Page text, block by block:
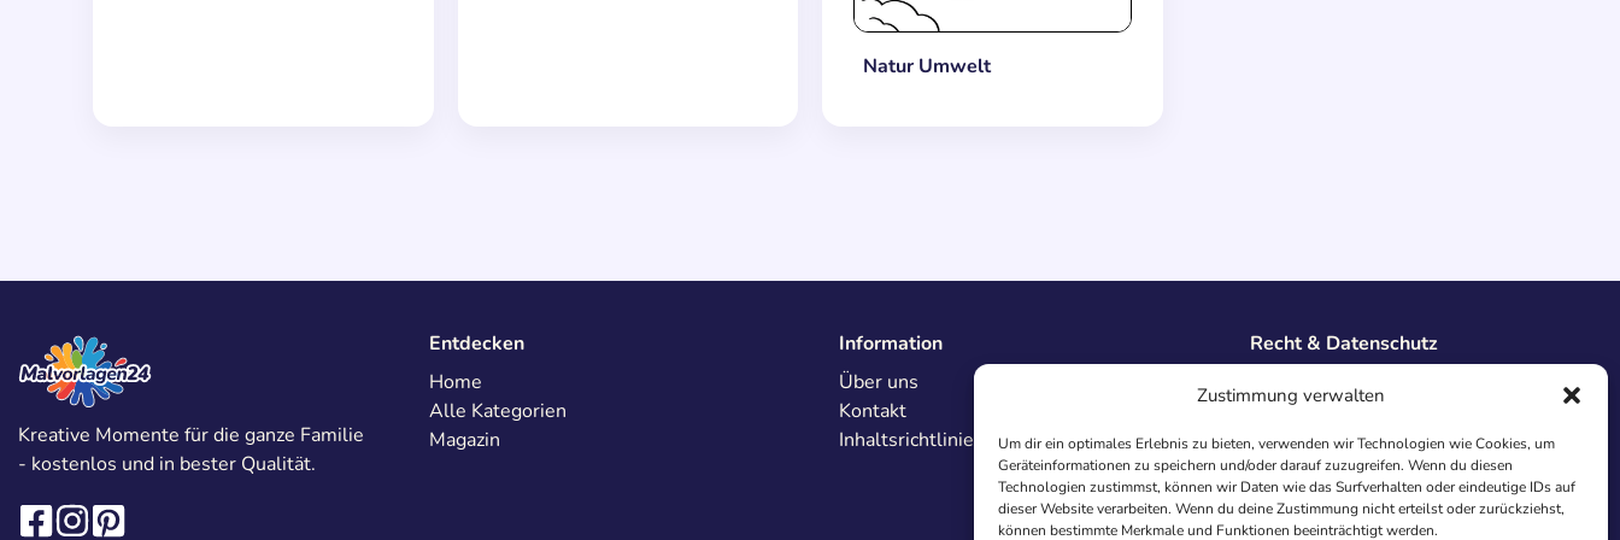
Zustimmung verwalten
Um dir ein optimales Erlebnis zu bieten, verwenden wir Technologien wie Cookies, um
Geräteinformationen zu speichern und/oder darauf zuzugreifen. Wenn du diesen
Technologien zustimmst, können wir Daten wie das Surfverhalten oder eindeutige IDs auf
dieser Website verarbeiten. Wenn du deine Zustimmung nicht erteilst oder zurückziehst,
können bestimmte Merkmale und Funktionen beeinträchtigt werden.
Natur Umwelt
Kreative Momente für die ganze Familie
- kostenlos und in bester Qualität.
Entdecken
Home
Alle Kategorien
Magazin
Information
Über uns
Kontakt
Inhaltsrichtlinien
Recht & Datenschutz
Datenschutz
AGB
Cookies